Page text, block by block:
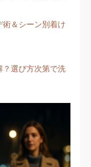
術＆シーン別着け
？選び方次第で洗